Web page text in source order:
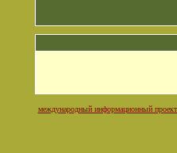
международный информационный